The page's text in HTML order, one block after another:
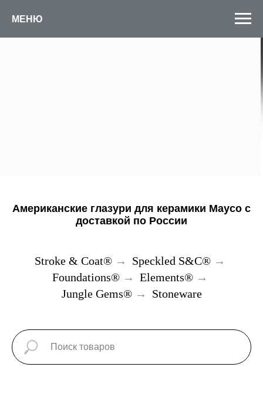
МЕНЮ
Американские глазури для керамики Mayco с
доставкой по России
Stroke & Coat® → Speckled S&C® →
Foundations® → Elements® →
Jungle Gems® → Stoneware